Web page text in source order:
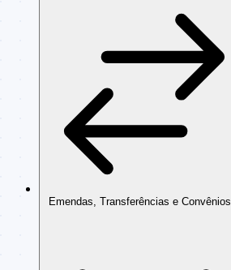
Emendas, Transferências e Convênios